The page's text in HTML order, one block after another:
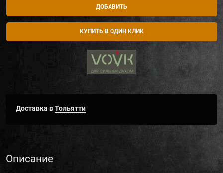
ДОБАВИТЬ
КУПИТЬ В ОДИН КЛИК
Доставка вТольятти
Описание